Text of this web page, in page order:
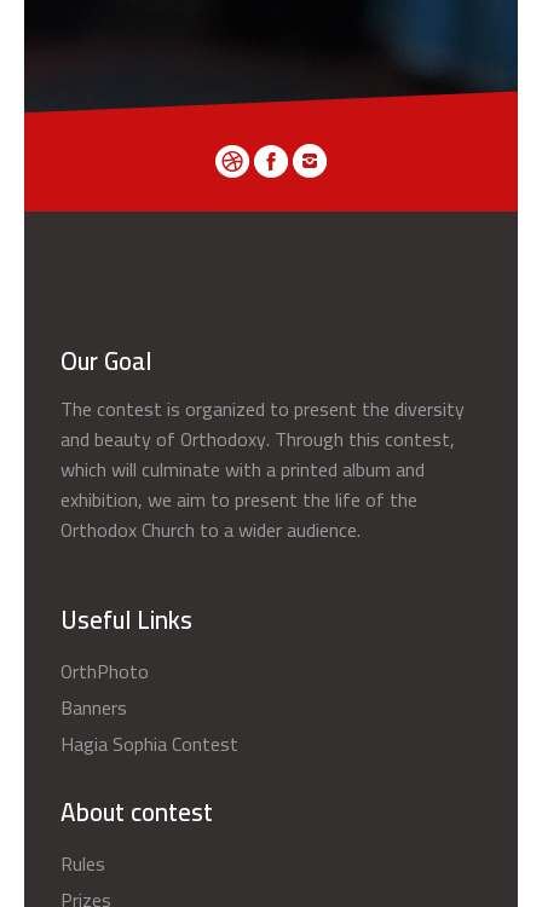
Our Goal
The contest is organized to present the diversity
and beauty of Orthodoxy. Through this contest,
which will culminate with a printed album and
exhibition, we aim to present the life of the
Orthodox Church to a wider audience.
Useful Links
OrthPhoto
Banners
Hagia Sophia Contest
About contest
Rules